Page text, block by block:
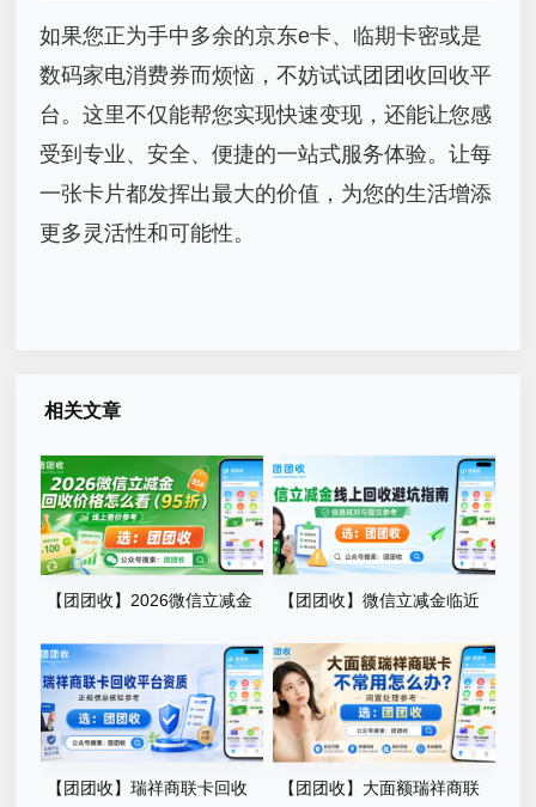
如果您正为手中多余的京东e卡、临期卡密或是
数码家电消费券而烦恼，不妨试试团团收回收平
台。这里不仅能帮您实现快速变现，还能让您感
受到专业、安全、便捷的一站式服务体验。让每
一张卡片都发挥出最大的价值，为您的生活增添
更多灵活性和可能性。
相关文章
【团团收】2026微信立减金
册
【团团收】微信立减金临近
坑指南
【团团收】瑞祥商联卡回收
【团团收】大面额瑞祥商联